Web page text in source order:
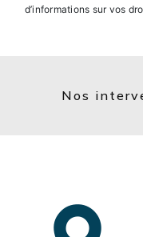
d’informations sur vos
Nos